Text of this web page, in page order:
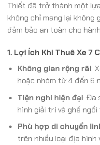
Thiết đã trở thành một
không chỉ mang lại không
đảm bảo an toàn cho
1. Lợi Ích Khi Thuê Xe 7
Không gian rộng rãi:
hoặc nhóm từ 4 đến 6
Tiện nghi hiện đại: Đa
hình giải trí và ghế ngồi
Phù hợp di chuyển
trên nhiều loại địa hình